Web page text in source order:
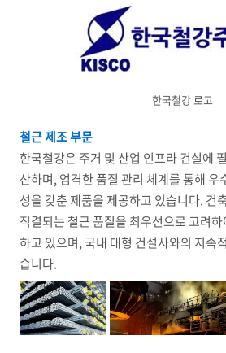
한국철강 로고
철근 제조 부문
한국철강은 주거 및 산업 인프라 건설에
산하며, 엄격한 품질 관리 체계를 통해 우
성을 갖춘 제품을 제공하고 있습니다. 건
직결되는 철근 품질을 최우선으로 고려
하고 있으며, 국내 대형 건설사와의 지속
습니다.